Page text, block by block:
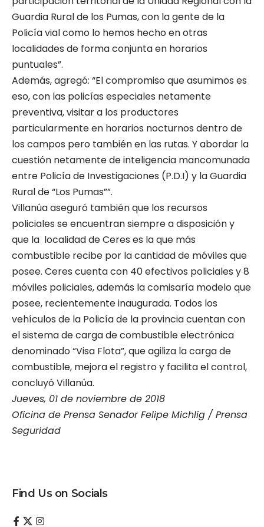
Guardia Rural de los Pumas, con la gente de la
Policía vial como lo hemos hecho en otras
localidades de forma conjunta en horarios
puntuales”.
Además, agregó: “El compromiso que asumimos es
eso, con las policías especiales netamente
preventiva, visitar a los productores
particularmente en horarios nocturnos dentro de
los campos pero también en las rutas. Y abordar la
cuestión netamente de inteligencia mancomunada
entre Policía de Investigaciones (P.D.I) y la Guardia
Rural de “Los Pumas””.
Villanúa aseguró también que los recursos
policiales se encuentran siempre a disposición y
que la localidad de Ceres es la que más
combustible recibe por la cantidad de móviles que
posee. Ceres cuenta con 40 efectivos policiales y 8
móviles policiales, además la comisaría modelo que
posee, recientemente inaugurada. Todos los
vehículos de la Policía de la provincia cuentan con
el sistema de carga de combustible electrónica
denominado “Visa Flota”, que agiliza la carga de
combustible, mejora el registro y facilita el control,
concluyó Villanúa.
Jueves, 01 de noviembre de 2018
Oficina de Prensa Senador Felipe Michlig / Prensa
Seguridad
Find Us on Socials